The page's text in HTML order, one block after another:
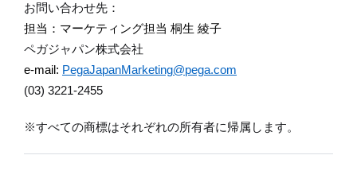
お問い合わせ先：
担当：マーケティング担当 桐生 綾子
ペガジャパン株式会社
e-mail: PegaJapanMarketing@pega.com
(03) 3221-2455
※すべての商標はそれぞれの所有者に帰属します。